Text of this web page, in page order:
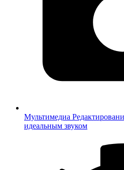
Мультимедиа
идеальным звуком